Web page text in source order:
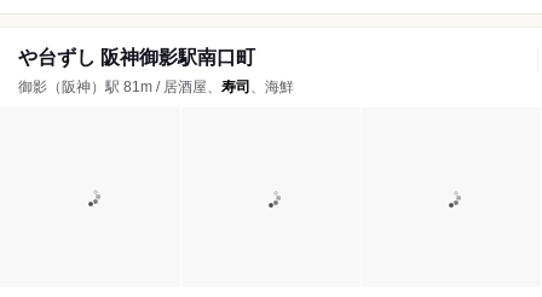
や台ずし 阪神御影駅南口町
御影（阪神）駅 81m / 居酒屋、 寿司 、海鮮